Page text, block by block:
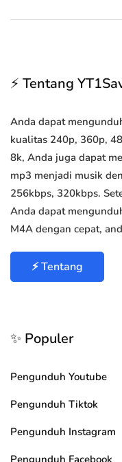
⚡ Tentang
Anda dapat
kualitas 240p, 360p,
8k, Anda juga dapat
mp3 menjadi musik
256kbps, 320kbps.
Anda dapat
M4A dengan cepat,
⚡ Tentang
✨ Populer
Pengunduh Youtube
Pengunduh Tiktok
Pengunduh Instagram